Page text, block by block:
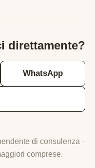
direttamente?
WhatsApp
di consulenza ·
comprese.